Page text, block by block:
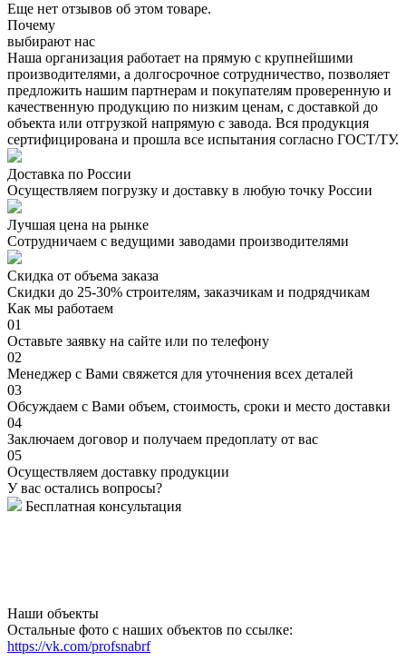
Еще нет отзывов об этом товаре.
Почему
выбирают нас
Наша организация работает на прямую с крупнейшими
производителями, а долгосрочное сотрудничество, позволяет
предложить нашим партнерам и покупателям проверенную и
качественную продукцию по низким ценам, с доставкой до
объекта или отгрузкой напрямую с завода. Вся продукция
сертифицирована и прошла все испытания согласно ГОСТ/ТУ.
Доставка по России
Осуществляем погрузку и доставку в любую точку России
Лучшая цена на рынке
Сотрудничаем с ведущими заводами производителями
Скидка от объема заказа
Скидки до 25-30% строителям, заказчикам и подрядчикам
Как мы работаем
01
Оставьте заявку на сайте или по телефону
02
Менеджер с Вами свяжется для уточнения всех деталей
03
Обсуждаем с Вами объем, стоимость, сроки и место доставки
04
Заключаем договор и получаем предоплату от вас
05
Осуществляем доставку продукции
У вас остались вопросы?
Бесплатная консультация
Наши объекты
Остальные фото с наших объектов по ссылке:
https://vk.com/profsnabrf